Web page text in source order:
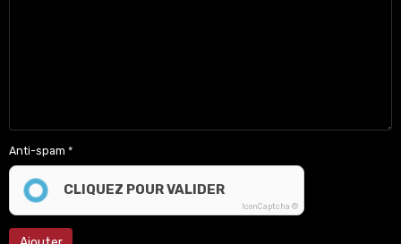
Anti-spam
CLIQUEZ POUR VALIDER
IconCaptcha ©